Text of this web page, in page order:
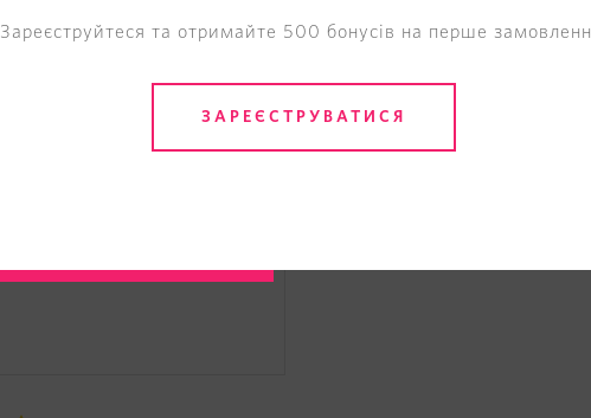
0ОТЗЫВОВ
Зареєструйтеся та отримайте 500 бонусів на перше
ЗАРЕЄСТРУВАТИСЯ